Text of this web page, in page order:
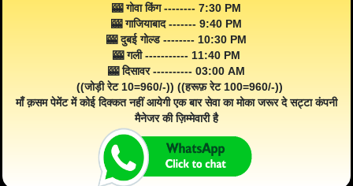
🎰 गोवा किंग -------- 7:30 PM
🎰 गाजियाबाद ------- 9:40 PM
🎰 दुबई गोल्ड -------- 10:30 PM
🎰 गली ----------- 11:40 PM
🎰 दिसावर ---------- 03:00 AM
((जोड़ी रेट 10=960/-)) ((हरूफ़ रेट 100=960/-))
माँ क़सम पेमेंट में कोई दिक्कत नहीं आयेगी एक बार सेवा का मोका जरूर दे सट्टा कंपनी
मैनेजर की ज़िम्मेवारी है